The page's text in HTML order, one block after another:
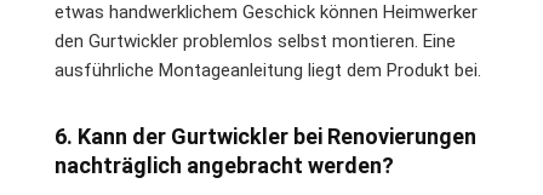
etwas handwerklichem Geschick können Heimwerker
den Gurtwickler problemlos selbst montieren. Eine
ausführliche Montageanleitung liegt dem Produkt bei.
6. Kann der Gurtwickler bei Renovierungen
nachträglich angebracht werden?